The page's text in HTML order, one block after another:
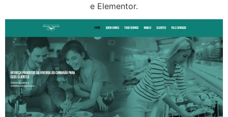
e Elementor.